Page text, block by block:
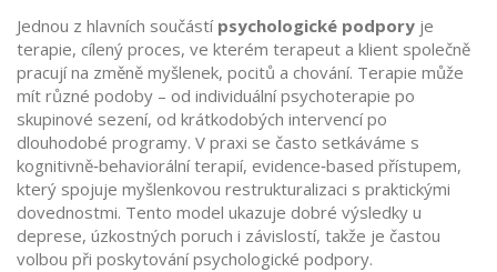
Jednou z hlavních součástí psychologické podpory je
terapie, cílený proces, ve kterém terapeut a klient společně
pracují na změně myšlenek, pocitů a chování. Terapie může
mít různé podoby – od individuální psychoterapie po
skupinové sezení, od krátkodobých intervencí po
dlouhodobé programy. V praxi se často setkáváme s
kognitivně‑behaviorální terapií, evidence‑based přístupem,
který spojuje myšlenkovou restrukturalizaci s praktickými
dovednostmi. Tento model ukazuje dobré výsledky u
deprese, úzkostných poruch i závislostí, takže je častou
volbou při poskytování psychologické podpory.